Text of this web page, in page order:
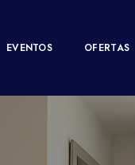
EVENTOS OFERTAS